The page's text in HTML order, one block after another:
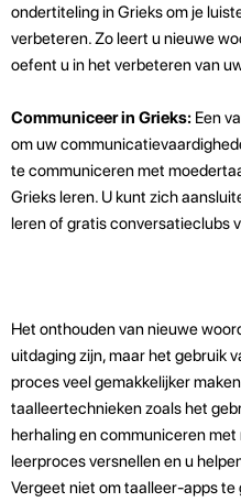
ondertiteling in Grieks om je
verbeteren. Zo leert u nieuwe
oefent u in het verbeteren van
Communiceer in Grieks: Een
om uw
te communiceren met
Grieks leren. U kunt zich
leren of gratis conversatieclubs
Het onthouden van nieuwe
uitdaging zijn, maar het gebruik
proces veel gemakkelijker
taalleertechnieken zoals het
herhaling en communiceren
leerproces versnellen en u
Vergeet niet om taalleer-apps